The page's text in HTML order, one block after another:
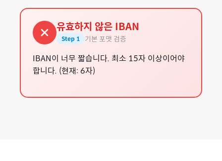
유효하지 않은 IBAN
Step 1 기본 포맷 검증
IBAN이 너무 짧습니다. 최소 15자 이상이어야
합니다. (현재: 6자)